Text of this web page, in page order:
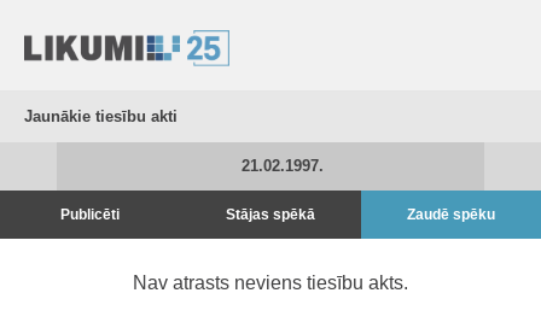
Jaunākie tiesību akti
21.02.1997.
Publicēti Stājas spēkā Zaudē spēku
Nav atrasts neviens tiesību akts.